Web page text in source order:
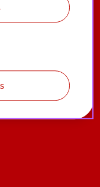
oss